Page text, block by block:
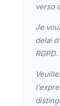
verso
Je
delai
RGPD.